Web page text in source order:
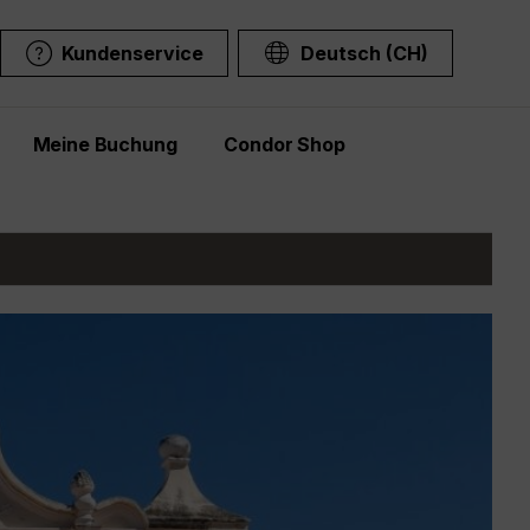
Kundenservice Deutsch (CH)
Meine Buchung Condor Shop